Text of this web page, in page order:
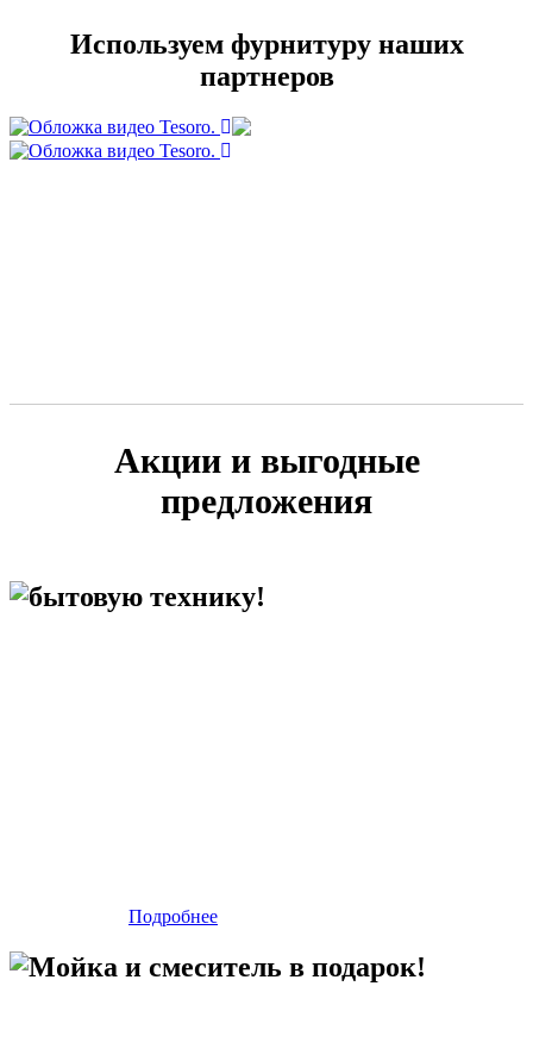
Используем фурнитуру наших
партнеров
Акции и выгодные
предложения
бытовую технику!
Подробнее
Мойка и смеситель в подарок!